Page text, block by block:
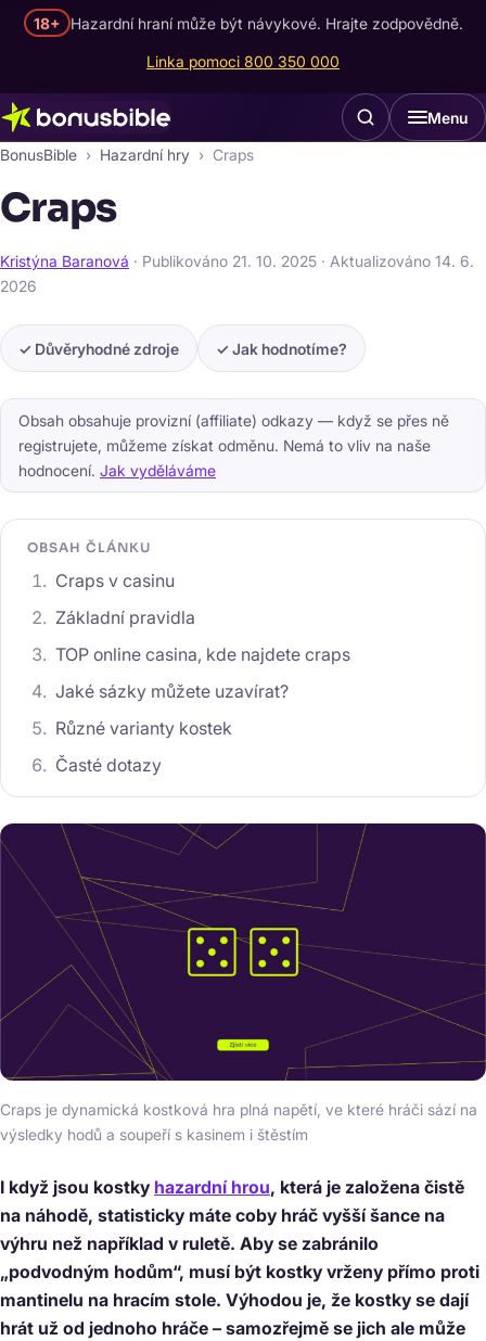
18+ Hazardní hraní může být návykové. Hrajte zodpovědně.
Linka pomoci 800 350 000
Menu
BonusBible Hazardní hry Craps
Craps
Kristýna Baranová · Publikováno 21. 10. 2025 · Aktualizováno 14. 6.
2026
✓ Důvěryhodné zdroje ✓ Jak hodnotíme?
Obsah obsahuje provizní (affiliate) odkazy — když se přes ně
registrujete, můžeme získat odměnu. Nemá to vliv na naše
hodnocení. Jak vyděláváme
OBSAH ČLÁNKU
Craps v casinu
Základní pravidla
TOP online casina, kde najdete craps
Jaké sázky můžete uzavírat?
Různé varianty kostek
Časté dotazy
Craps je dynamická kostková hra plná napětí, ve které hráči sází na
výsledky hodů a soupeří s kasinem i štěstím
I když jsou kostky hazardní hrou, která je založena čistě
na náhodě, statisticky máte coby hráč vyšší šance na
výhru než například v ruletě. Aby se zabránilo
„podvodným hodům“, musí být kostky vrženy přímo proti
mantinelu na hracím stole. Výhodou je, že kostky se dají
hrát už od jednoho hráče – samozřejmě se jich ale může